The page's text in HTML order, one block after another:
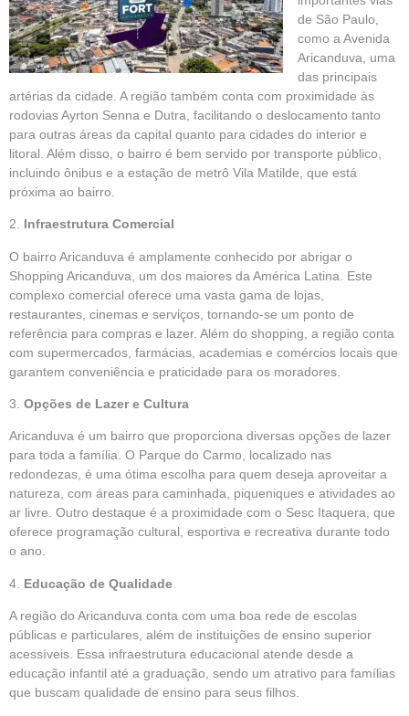
de São Paulo,
como a Avenida
Aricanduva, uma
das principais
artérias da cidade. A região também conta com proximidade às
rodovias Ayrton Senna e Dutra, facilitando o deslocamento tanto
para outras áreas da capital quanto para cidades do interior e
litoral. Além disso, o bairro é bem servido por transporte público,
incluindo ônibus e a estação de metrô Vila Matilde, que está
próxima ao bairro.
2. Infraestrutura Comercial
O bairro Aricanduva é amplamente conhecido por abrigar o
Shopping Aricanduva, um dos maiores da América Latina. Este
complexo comercial oferece uma vasta gama de lojas,
restaurantes, cinemas e serviços, tornando-se um ponto de
referência para compras e lazer. Além do shopping, a região conta
com supermercados, farmácias, academias e comércios locais que
garantem conveniência e praticidade para os moradores.
3. Opções de Lazer e Cultura
Aricanduva é um bairro que proporciona diversas opções de lazer
para toda a família. O Parque do Carmo, localizado nas
redondezas, é uma ótima escolha para quem deseja aproveitar a
natureza, com áreas para caminhada, piqueniques e atividades ao
ar livre. Outro destaque é a proximidade com o Sesc Itaquera, que
oferece programação cultural, esportiva e recreativa durante todo
o ano.
4. Educação de Qualidade
A região do Aricanduva conta com uma boa rede de escolas
públicas e particulares, além de instituições de ensino superior
acessíveis. Essa infraestrutura educacional atende desde a
educação infantil até a graduação, sendo um atrativo para famílias
que buscam qualidade de ensino para seus filhos.